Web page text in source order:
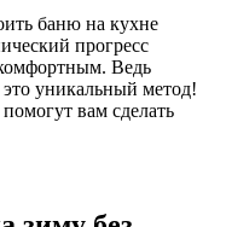
баню на кухне
прогресс
Ведь
уникальный метод!
вам сделать